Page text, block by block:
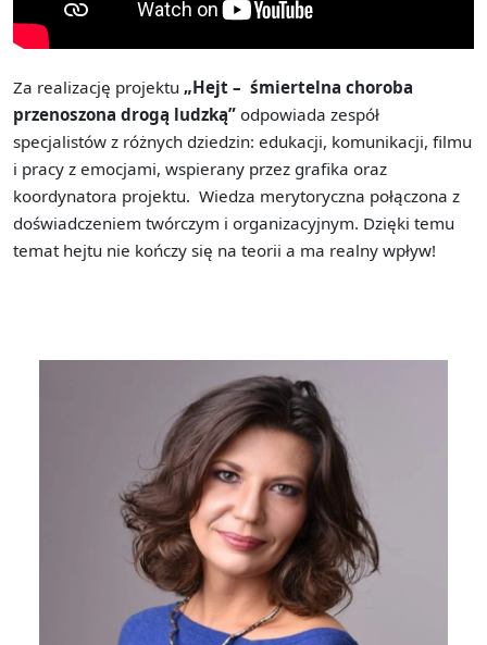
Za realizację projektu „Hejt – śmiertelna choroba
przenoszona drogą ludzką” odpowiada zespół
specjalistów z różnych dziedzin: edukacji, komunikacji, filmu
i pracy z emocjami, wspierany przez grafika oraz
koordynatora projektu. Wiedza merytoryczna połączona z
doświadczeniem twórczym i organizacyjnym. Dzięki temu
temat hejtu nie kończy się na teorii a ma realny wpływ!